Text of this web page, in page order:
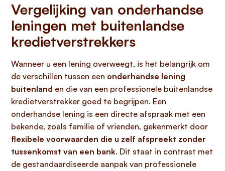
Vergelijking van onderhandse
leningen met buitenlandse
kredietverstrekkers
Wanneer u een lening overweegt, is het belangrijk om
de verschillen tussen een onderhandse lening
buitenland en die van een professionele buitenlandse
kredietverstrekker goed te begrijpen. Een
onderhandse lening is een directe afspraak met een
bekende, zoals familie of vrienden, gekenmerkt door
flexibele voorwaarden die u zelf afspreekt zonder
tussenkomst van een bank. Dit staat in contrast met
de gestandaardiseerde aanpak van professionele